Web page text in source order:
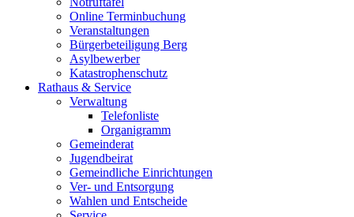
Online Terminbuchung
Veranstaltungen
Bürgerbeteiligung Berg
Asylbewerber
Katastrophenschutz
Rathaus & Service
Verwaltung
Telefonliste
Organigramm
Gemeinderat
Jugendbeirat
Gemeindliche Einrichtungen
Ver- und Entsorgung
Wahlen und Entscheide